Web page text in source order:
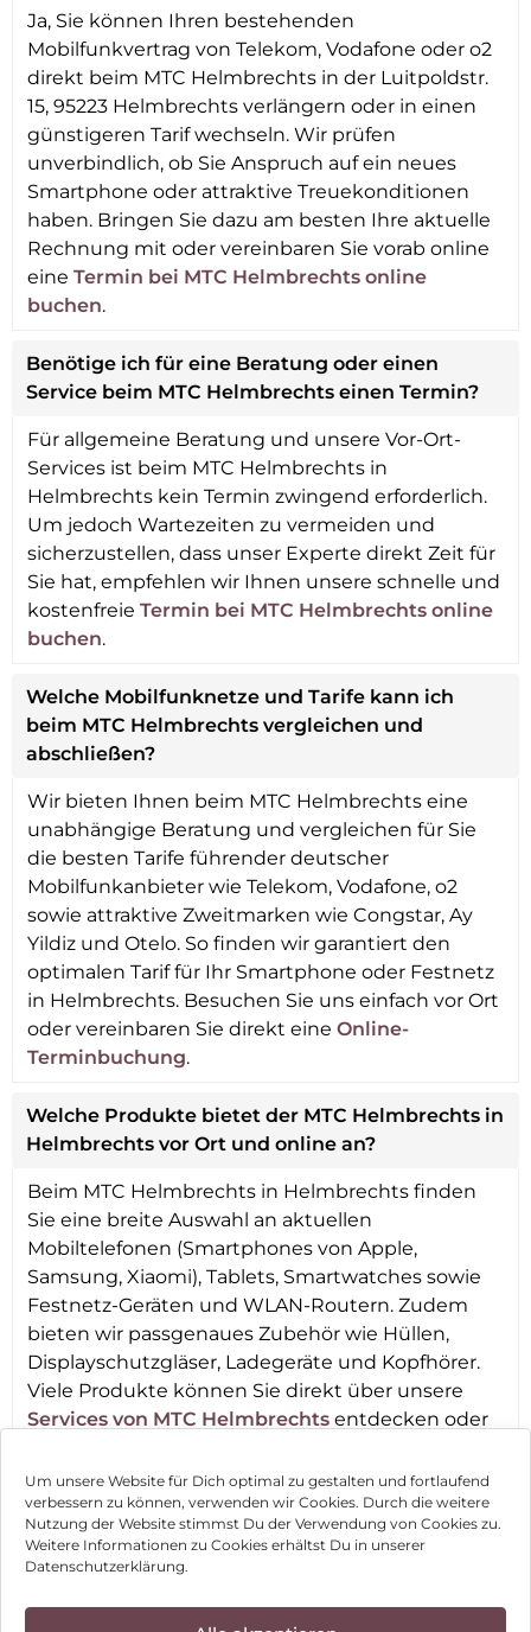
Um unsere Website für Dich optimal zu gestalten und fortlaufend
verbessern zu können, verwenden wir Cookies. Durch die weitere
Nutzung der Website stimmst Du der Verwendung von Cookies zu.
Weitere Informationen zu Cookies erhältst Du in unserer
Datenschutzerklärung.
Ja, Sie können Ihren bestehenden
Mobilfunkvertrag von Telekom, Vodafone oder o2
direkt beim MTC Helmbrechts in der Luitpoldstr.
15, 95223 Helmbrechts verlängern oder in einen
günstigeren Tarif wechseln. Wir prüfen
unverbindlich, ob Sie Anspruch auf ein neues
Smartphone oder attraktive Treuekonditionen
haben. Bringen Sie dazu am besten Ihre aktuelle
Rechnung mit oder vereinbaren Sie vorab online
eine Termin bei MTC Helmbrechts online
buchen.
Benötige ich für eine Beratung oder einen
Service beim MTC Helmbrechts einen Termin?
Für allgemeine Beratung und unsere Vor-Ort-
Services ist beim MTC Helmbrechts in
Helmbrechts kein Termin zwingend erforderlich.
Um jedoch Wartezeiten zu vermeiden und
sicherzustellen, dass unser Experte direkt Zeit für
Sie hat, empfehlen wir Ihnen unsere schnelle und
kostenfreie Termin bei MTC Helmbrechts online
buchen.
Welche Mobilfunknetze und Tarife kann ich
beim MTC Helmbrechts vergleichen und
abschließen?
Wir bieten Ihnen beim MTC Helmbrechts eine
unabhängige Beratung und vergleichen für Sie
die besten Tarife führender deutscher
Mobilfunkanbieter wie Telekom, Vodafone, o2
sowie attraktive Zweitmarken wie Congstar, Ay
Yildiz und Otelo. So finden wir garantiert den
optimalen Tarif für Ihr Smartphone oder Festnetz
in Helmbrechts. Besuchen Sie uns einfach vor Ort
oder vereinbaren Sie direkt eine Online-
Terminbuchung.
Welche Produkte bietet der MTC Helmbrechts in
Helmbrechts vor Ort und online an?
Beim MTC Helmbrechts in Helmbrechts finden
Sie eine breite Auswahl an aktuellen
Mobiltelefonen (Smartphones von Apple,
Samsung, Xiaomi), Tablets, Smartwatches sowie
Festnetz-Geräten und WLAN-Routern. Zudem
bieten wir passgenaues Zubehör wie Hüllen,
Displayschutzgläser, Ladegeräte und Kopfhörer.
Viele Produkte können Sie direkt über unsere
Services von MTC Helmbrechts entdecken oder
Impressum